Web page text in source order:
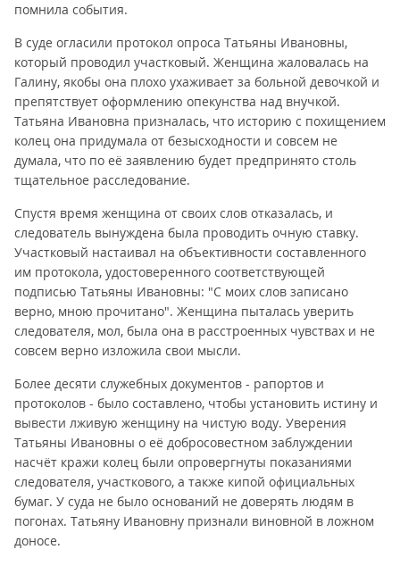
помнила события.
В суде огласили протокол опроса Татьяны Ивановны,
который проводил участковый. Женщина жаловалась на
Галину, якобы она плохо ухаживает за больной девочкой и
препятствует оформлению опекунства над внучкой.
Татьяна Ивановна призналась, что историю с похищением
колец она придумала от безысходности и совсем не
думала, что по её заявлению будет предпринято столь
тщательное расследование.
Спустя время женщина от своих слов отказалась, и
следователь вынуждена была проводить очную ставку.
Участковый настаивал на объективности составленного
им протокола, удостоверенного соответствующей
подписью Татьяны Ивановны: "С моих слов записано
верно, мною прочитано". Женщина пыталась уверить
следователя, мол, была она в расстроенных чувствах и не
совсем верно изложила свои мысли.
Более десяти служебных документов - рапортов и
протоколов - было составлено, чтобы установить истину и
вывести лживую женщину на чистую воду. Уверения
Татьяны Ивановны о её добросовестном заблуждении
насчёт кражи колец были опровергнуты показаниями
следователя, участкового, а также кипой официальных
бумаг. У суда не было оснований не доверять людям в
погонах. Татьяну Ивановну признали виновной в ложном
доносе.